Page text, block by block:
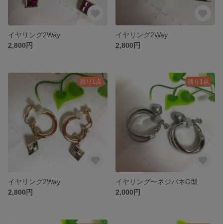
イヤリング2Way
2,800円
イヤリング2Way
2,800円
残り1点
イヤリング2Way
2,800円
残り1点
イヤリング〜ネジバネG型
2,000円